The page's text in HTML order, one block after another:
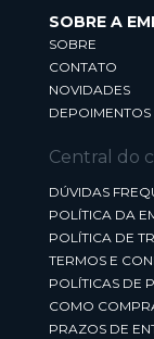
SOBRE A
SOBRE
CONTATO
NOVIDADES
DEPOIMENTOS
Central do
DÚVIDAS
POLÍTICA DA
POLÍTICA DE
TERMOS E
POLÍTICAS DE
COMO
PRAZOS DE